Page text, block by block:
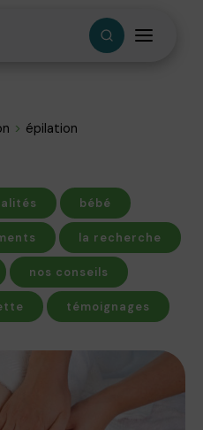
épilation
bébé
la recherche
nos conseils
témoignages